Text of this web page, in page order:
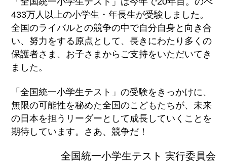
433万人以上の小学生・年長生が受験しました。
全国のライバルとの競争の中で自分自身と向き合
い、努力をする原点として、長きにわたり多くの
保護者さま、お子さまからご支持をいただいてき
ました。
「全国統一小学生テスト」の受験をきっかけに、
無限の可能性を秘めた全国のこどもたちが、未来
の日本を担うリーダーとして成長していくことを
期待しています。さあ、競争だ！
全国統一小学生テスト 実行委員会